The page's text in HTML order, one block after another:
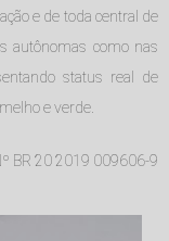
e de toda central de
autônomas como nas
status real de
e verde.
BR 20 2019 009606-9